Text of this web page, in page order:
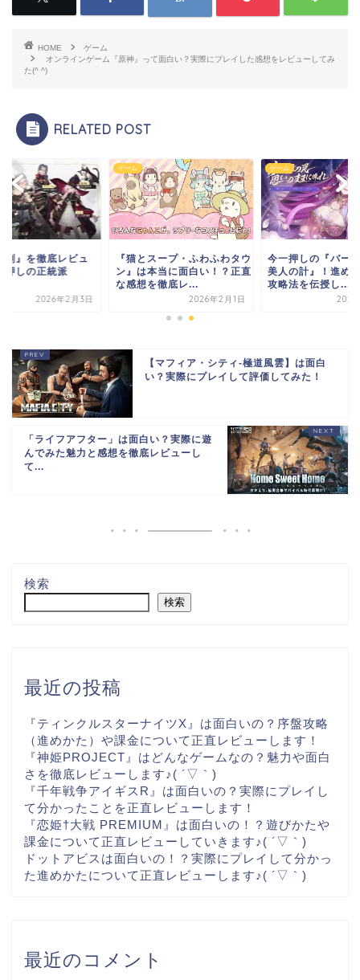
HOME
ゲーム
オンラインゲーム『原神』って面白い？実際にプレイした感想をレビューしてみ
た(^ ^)
RELATED POST
剣』を徹底レビュ
押しの正統派
2026年2月3日
ゲーム
『猫とスープ・ふわふわタウ
ン』は本当に面白い！？正直
な感想を徹底レ...
2026年2月1日
ゲーム
今一押しの『バー
美人の計』！進め
攻略法を伝授し...
2026
【マフィア・シティ-極道風雲】は面白
い？実際にプレイして評価してみた！
「ライフアフター」は面白い？実際に遊
んでみた魅力と感想を徹底レビューし
て...
検索
検索
最近の投稿
『ティンクルスターナイツX』は面白いの？序盤攻略
（進めかた）や課金について正直レビューします！
『神姫PROJECT』はどんなゲームなの？魅力や面白
さを徹底レビューします♪( ´▽｀)
『千年戦争アイギスR』は面白いの？実際にプレイし
て分かったことを正直レビューします！
『恋姫†大戦 PREMIUM』は面白いの！？遊びかたや
課金について正直レビューしていきます♪( ´▽｀)
ドットアビスは面白いの！？実際にプレイして分かっ
た進めかたについて正直レビューします♪( ´▽｀)
最近のコメント